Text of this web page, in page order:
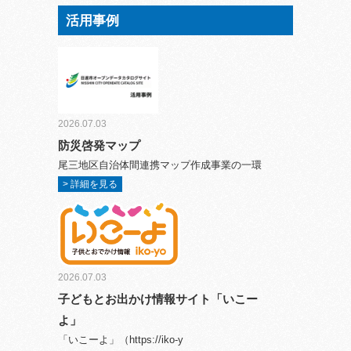
活用事例
2026.07.03
防災啓発マップ
尾三地区自治体間連携マップ作成事業の一環
> 詳細を見る
2026.07.03
子どもとお出かけ情報サイト「いこー
よ」
「いこーよ」（https://iko-y